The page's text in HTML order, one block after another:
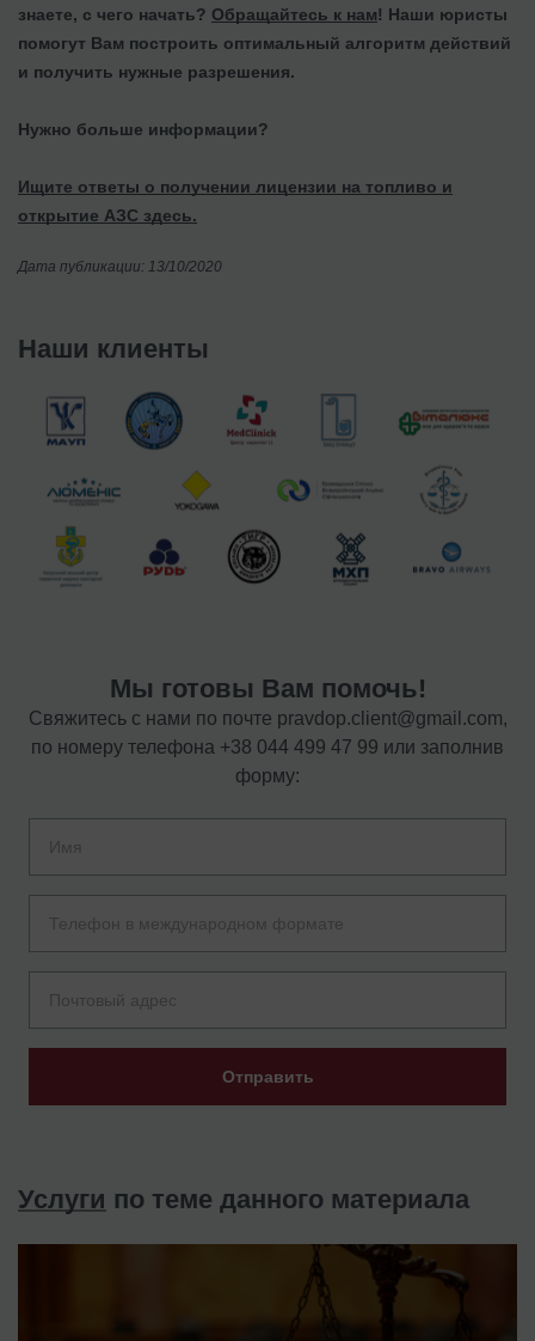
знаете, с чего начать? Обращайтесь к нам! Наши юристы
помогут Вам построить оптимальный алгоритм действий
и получить нужные разрешения.
Нужно больше информации?
Ищите ответы о получении лицензии на топливо и
открытие АЗС здесь.
Дата публикации: 13/10/2020
Наши клиенты
Мы готовы Вам помочь!
Свяжитесь с нами по почте pravdop.client@gmail.com,
по номеру телефона +38 044 499 47 99 или заполнив
форму:
Отправить
Услуги по теме данного материала